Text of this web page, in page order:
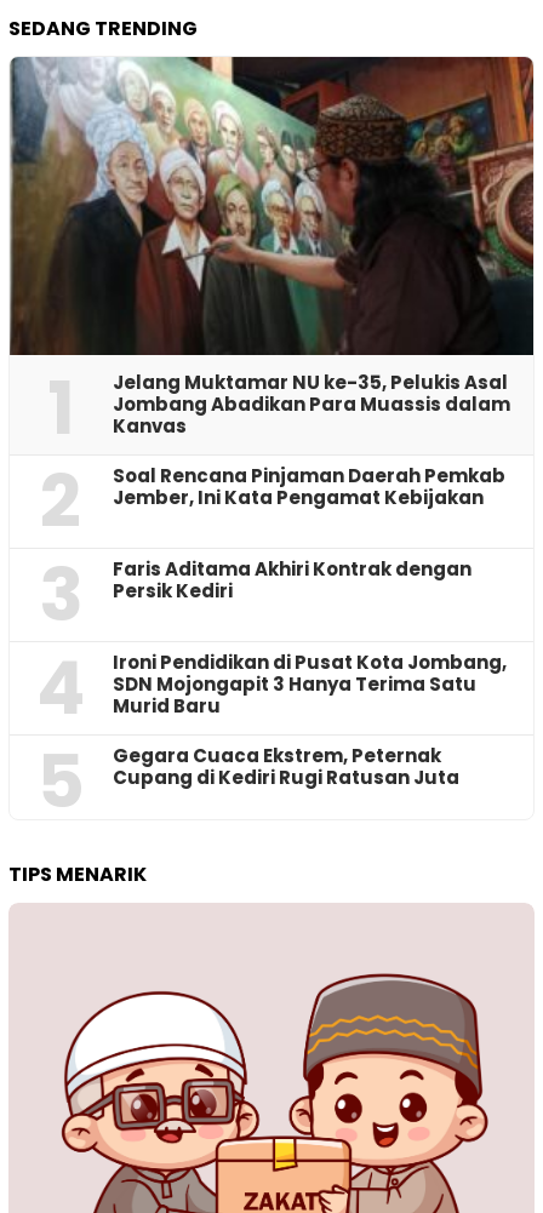
SEDANG TRENDING
1
Jelang Muktamar NU ke-35, Pelukis Asal
Jombang Abadikan Para Muassis dalam
Kanvas
2
‎Soal Rencana Pinjaman Daerah Pemkab
Jember, Ini Kata Pengamat Kebijakan ‎
3
Faris Aditama Akhiri Kontrak dengan
Persik Kediri
4
Ironi Pendidikan di Pusat Kota Jombang,
SDN Mojongapit 3 Hanya Terima Satu
Murid Baru
5
‎Gegara Cuaca Ekstrem, Peternak
Cupang di Kediri Rugi Ratusan Juta
TIPS MENARIK